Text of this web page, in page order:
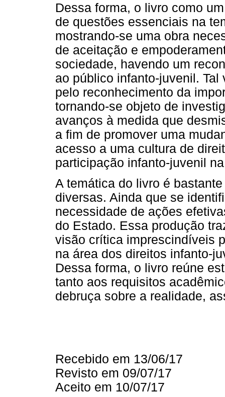
Dessa forma, o livro como
de questões essenciais na
mostrando-se uma obra
de aceitação e
sociedade, havendo um
ao público infanto-juvenil.
pelo reconhecimento da
tornando-se objeto de
avanços à medida que
a fim de promover uma
acesso a uma cultura de
participação infanto-juvenil
A temática do livro é
diversas. Ainda que se
necessidade de ações
do Estado. Essa produção
visão crítica imprescindíveis
na área dos direitos infanto-
Dessa forma, o livro reúne
tanto aos requisitos
debruça sobre a realidade,
Recebido em 13/06/17
Revisto em 09/07/17
Aceito em 10/07/17